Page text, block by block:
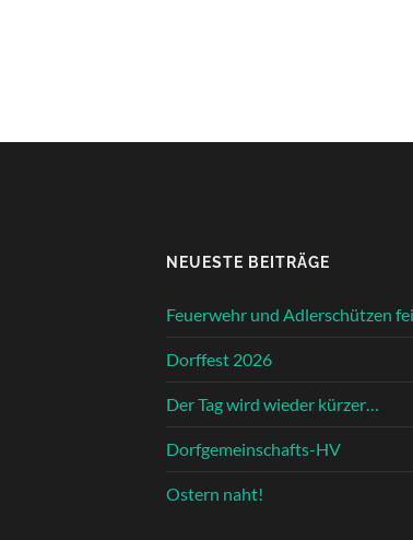
NEUESTE BEITRÄGE
Feuerwehr und Adlerschützen
Dorffest 2026
Der Tag wird wieder kürzer…
Dorfgemeinschafts-HV
Ostern naht!